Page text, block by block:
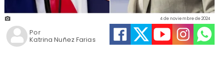
Katrina Nuñez Farias
4 de noviembre de 2024
Por